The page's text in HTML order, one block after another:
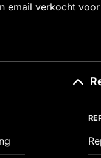
email verkocht